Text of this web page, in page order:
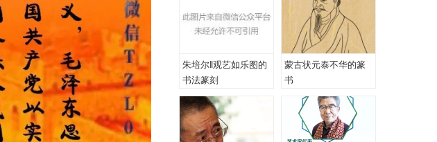
朱培尔‖观艺如乐图的
书法篆刻
蒙古状元泰不华的篆
书